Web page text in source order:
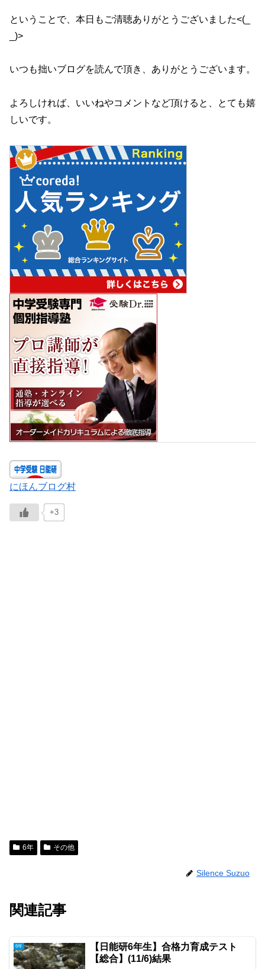
ということで、本日もご清聴ありがとうございました<(_
_)>
いつも拙いブログを読んで頂き、ありがとうございます。
よろしければ、いいねやコメントなど頂けると、とても嬉
しいです。
にほんブログ村
+3
6年 その他
Silence Suzuo
関連記事
6年
【日能研6年生】合格力育成テスト
【総合】(11/6)結果